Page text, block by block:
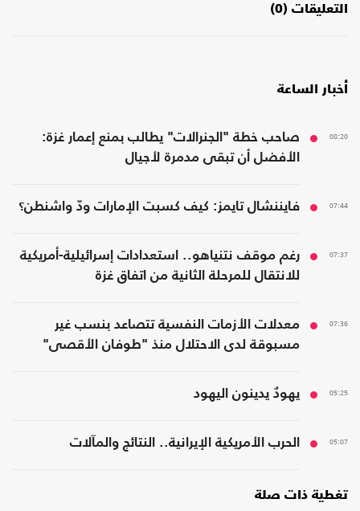
التعليقات (0)
أخبار الساعة
08:20
صاحب خطة "الجنرالات" يطالب بمنع إعمار غزة:
الأفضل أن تبقى مدمرة لأجيال
07:44 فايننشال تايمز: كيف كسبت الإمارات ودّ واشنطن؟
07:37
رغم موقف نتنياهو.. استعدادات إسرائيلية-أمريكية
للانتقال للمرحلة الثانية من اتفاق غزة
07:36
معدلات الأزمات النفسية تتصاعد بنسب غير
مسبوقة لدى الاحتلال منذ "طوفان الأقصى"
05:25 يهودٌ يدينون اليهود
05:07 الحرب الأمريكية الإيرانية.. النتائج والمآلات
تغطية ذات صلة